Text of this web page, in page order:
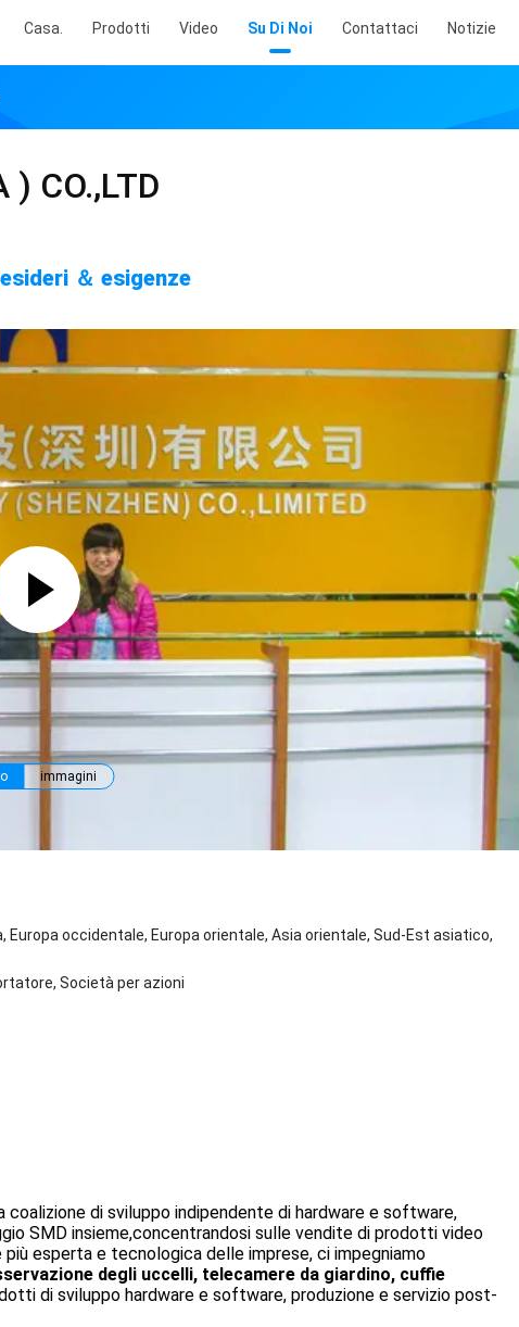
Casa. Prodotti Video Su Di Noi Contattaci Notizie
) CO.,LTD
＆ esigenze
immagini
Europa occidentale, Europa orientale, Asia orientale, Sud-Est asiatico,
Società per azioni
coalizione di sviluppo indipendente di hardware e software,
SMD insieme,concentrandosi sulle vendite di prodotti video
esperta e tecnologica delle imprese, ci impegniamo
degli uccelli, telecamere da giardino, cuffie
di sviluppo hardware e software, produzione e servizio post-